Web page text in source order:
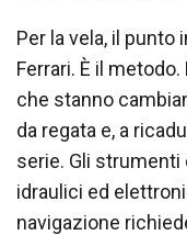
Per la vela, il
Ferrari. È il
che stanno
da regata e, a
serie. Gli
idraulici ed
navigazione